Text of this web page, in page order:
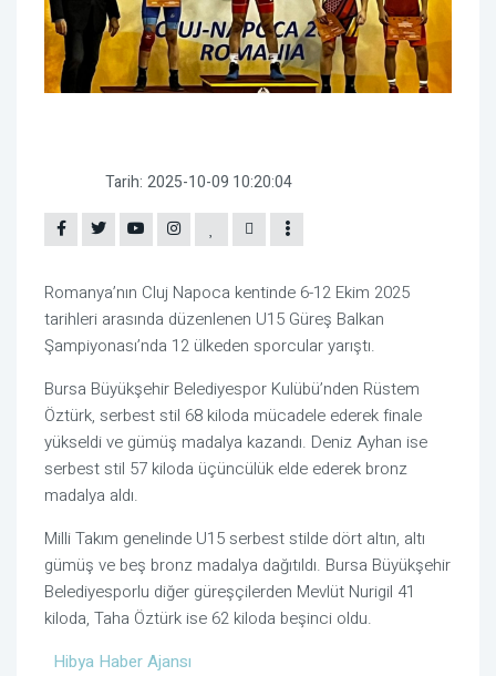
Tarih: 2025-10-09 10:20:04
Romanya’nın Cluj Napoca kentinde 6-12 Ekim 2025
tarihleri arasında düzenlenen U15 Güreş Balkan
Şampiyonası’nda 12 ülkeden sporcular yarıştı.
Bursa Büyükşehir Belediyespor Kulübü’nden Rüstem
Öztürk, serbest stil 68 kiloda mücadele ederek finale
yükseldi ve gümüş madalya kazandı. Deniz Ayhan ise
serbest stil 57 kiloda üçüncülük elde ederek bronz
madalya aldı.
Milli Takım genelinde U15 serbest stilde dört altın, altı
gümüş ve beş bronz madalya dağıtıldı. Bursa Büyükşehir
Belediyesporlu diğer güreşçilerden Mevlüt Nurigil 41
kiloda, Taha Öztürk ise 62 kiloda beşinci oldu.
Hibya Haber Ajansı